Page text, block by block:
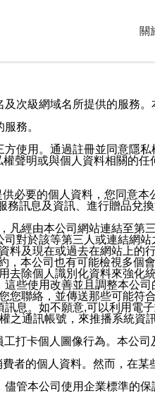
關
次級網域名所提供的服務
務。
使用。通過註冊並同意隱
聲明或與個人資料相關的
必要的個人資料，您同意
訊息及資訊、進行贈品兌
經由本公司網站連結至第
對於該等第三人或連結網站
及現在或過去在網站上的
本公司也有可能檢視多個
除個人識別化資料來強化
些使用改善並且調整本公司
聯絡，並傳送那些可能符
息。如不願意,可以利用電
通訊帳號，來推播系統資
打卡個人圖像行為。本公司
者的個人資料。然而，在
管本公司使用企業標準的